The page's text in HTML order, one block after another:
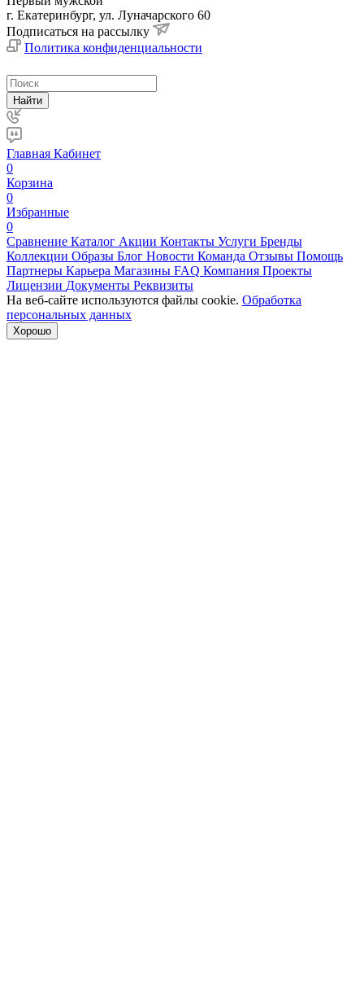
г. Екатеринбург, ул. Луначарского 60
Подписаться на рассылку
Политика конфиденциальности
Найти
Главная Кабинет
0
Корзина
0
Избранные
0
Сравнение Каталог Акции Контакты Услуги Бренды
Коллекции Образы Блог Новости Команда Отзывы Помощь
Партнеры Карьера Магазины FAQ Компания Проекты
Лицензии Документы Реквизиты
На веб-сайте используются файлы cookie. Обработка
персональных данных
Хорошо